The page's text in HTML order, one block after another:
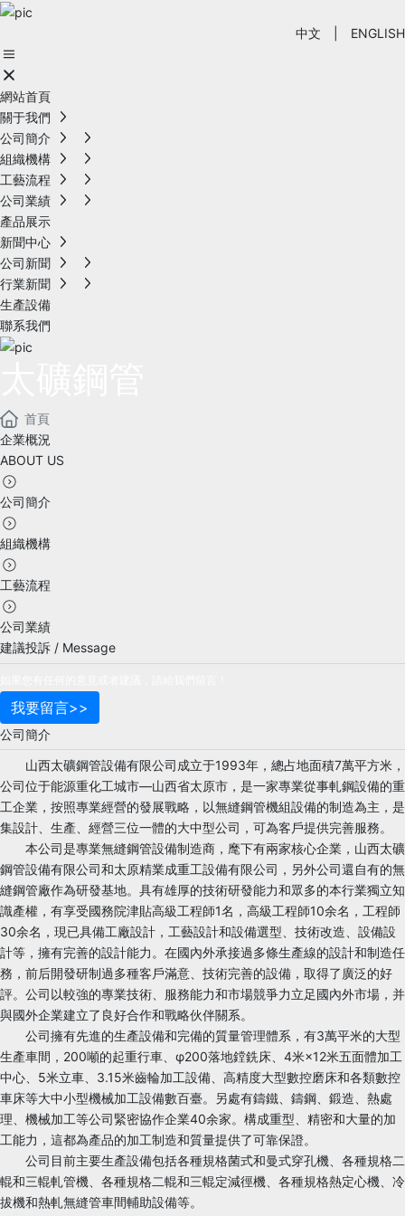
中文 ENGLISH
網站首頁
關于我們
公司簡介
組織機構
工藝流程
公司業績
產品展示
新聞中心
公司新聞
行業新聞
生產設備
聯系我們
首頁
企業概況
ABOUT US
公司簡介
組織機構
工藝流程
公司業績
建議投訴 / Message
我要留言>>
公司簡介
山西太礦鋼管設備有限公司成立于1993年，總占地面積7萬平方米，
公司位于能源重化工城市—山西省太原市，是一家專業從事軋鋼設備的重
工企業，按照專業經營的發展戰略，以無縫鋼管機組設備的制造為主，是
集設計、生產、經營三位一體的大中型公司，可為客戶提供完善服務。
本公司是專業無縫鋼管設備制造商，麾下有兩家核心企業，山西太礦
鋼管設備有限公司和太原精業成重工設備有限公司，另外公司還自有的無
縫鋼管廠作為研發基地。具有雄厚的技術研發能力和眾多的本行業獨立知
識產權，有享受國務院津貼高級工程師1名，高級工程師10余名，工程師
30余名，現已具備工廠設計，工藝設計和設備選型、技術改造、設備設
計等，擁有完善的設計能力。在國內外承接過多條生產線的設計和制造任
務，前后開發研制過多種客戶滿意、技術完善的設備，取得了廣泛的好
評。公司以較強的專業技術、服務能力和市場競爭力立足國內外市場，并
與國外企業建立了良好合作和戰略伙伴關系。
公司擁有先進的生產設備和完備的質量管理體系，有3萬平米的大型
生產車間，200噸的起重行車、φ200落地鏜銑床、4米×12米五面體加工
中心、5米立車、3.15米齒輪加工設備、高精度大型數控磨床和各類數控
車床等大中小型機械加工設備數百臺。另處有鑄鐵、鑄鋼、鍛造、熱處
理、機械加工等公司緊密協作企業40余家。構成重型、精密和大量的加
工能力，這都為產品的加工制造和質量提供了可靠保證。
公司目前主要生產設備包括各種規格菌式和曼式穿孔機、各種規格二
輥和三輥軋管機、各種規格二輥和三輥定減徑機、各種規格熱定心機、冷
拔機和熱軋無縫管車間輔助設備等。